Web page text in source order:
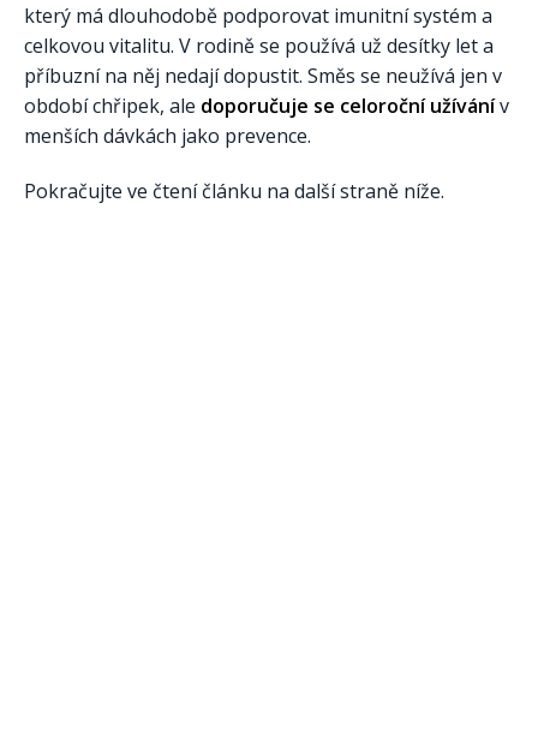
který má dlouhodobě podporovat imunitní systém a
celkovou vitalitu. V rodině se používá už desítky let a
příbuzní na něj nedají dopustit. Směs se neužívá jen v
období chřipek, ale doporučuje se celoroční užívánív
menších dávkách jako prevence.
Pokračujte ve čtení článku na další straně níže.